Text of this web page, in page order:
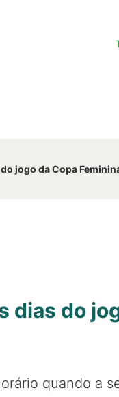
jogo da Copa
do
quando a